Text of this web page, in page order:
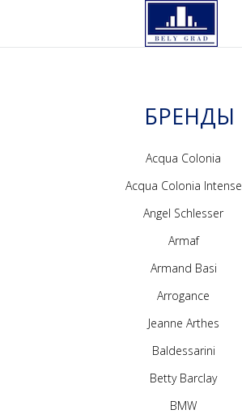
БРЕНДЫ
Acqua Colonia
Acqua Colonia Intense
Angel Schlesser
Armaf
Armand Basi
Arrogance
Jeanne Arthes
Baldessarini
Betty Barclay
BMW